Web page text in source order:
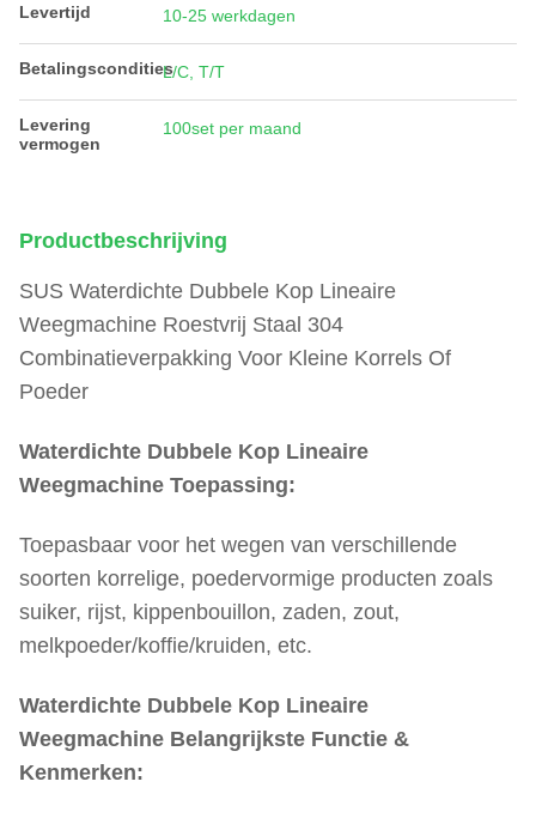
Levertijd 10-25 werkdagen
BetalingsconditiesL/C, T/T
Levering
vermogen
100set per maand
Productbeschrijving
SUS Waterdichte Dubbele Kop Lineaire
Weegmachine Roestvrij Staal 304
Combinatieverpakking Voor Kleine Korrels Of
Poeder
Waterdichte Dubbele Kop Lineaire
Weegmachine Toepassing:
Toepasbaar voor het wegen van verschillende
soorten korrelige, poedervormige producten zoals
suiker, rijst, kippenbouillon, zaden, zout,
melkpoeder/koffie/kruiden, etc.
Waterdichte Dubbele Kop Lineaire
Weegmachine Belangrijkste Functie &
Kenmerken: